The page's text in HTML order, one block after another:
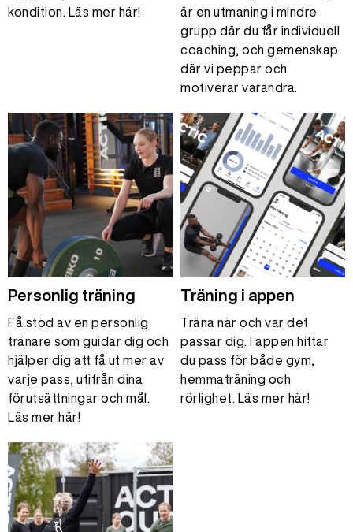
kondition. Läs mer här!
är en utmaning i mindre
grupp där du får individuell
coaching, och gemenskap
där vi peppar och
motiverar varandra.
Personlig träning
Få stöd av en personlig
tränare som guidar dig och
hjälper dig att få ut mer av
varje pass, utifrån dina
förutsättningar och mål.
Läs mer här!
Träning i appen
Träna när och var det
passar dig. I appen hittar
du pass för både gym,
hemmaträning och
rörlighet. Läs mer här!